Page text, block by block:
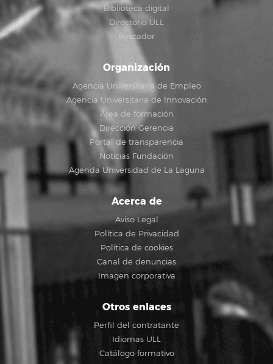
Biblioteca digital
Directorio ULL
Buscador
Organización
Agencia Universitaria de Empleo
Agencia Universitaria de Innovación
Área de formación
Dirección Gerencia
Portal de transparencia
Noticias Fundación
Agenda Universidad de La Laguna
Acerca de
Aviso Legal
Política de Privacidad
Política de cookies
Canal de denuncias
Imagen corporativa
Otros enlaces
Perfil del contratante
Idiomas ULL
Catálogo formativo